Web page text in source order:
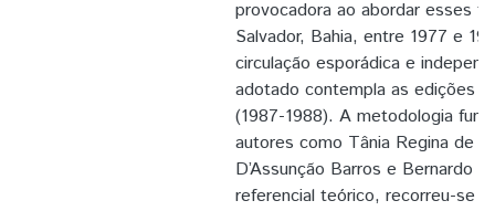
provocadora ao abordar esses
Salvador, Bahia, entre 1977 e
circulação esporádica e
adotado contempla as edições
(1987-1988). A metodologia
autores como Tânia Regina de
D’Assunção Barros e Bernardo
referencial teórico, recorreu-se